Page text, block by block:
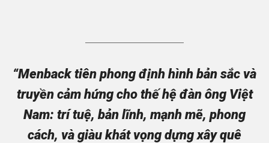
“Menback tiên phong định hình bản sắc và
truyền cảm hứng cho thế hệ đàn ông Việt
Nam: trí tuệ, bản lĩnh, mạnh mẽ, phong
cách, và giàu khát vọng dựng xây quê